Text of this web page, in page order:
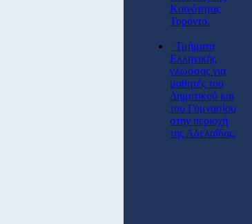
Κοινότητας
Τορόντο.
Τμήματα
Ελληνικής
γλώσσας για
μαθητές του
Δημοτικού και
του Γυμνασίου
στην περιοχή
της Αδελαΐδας.